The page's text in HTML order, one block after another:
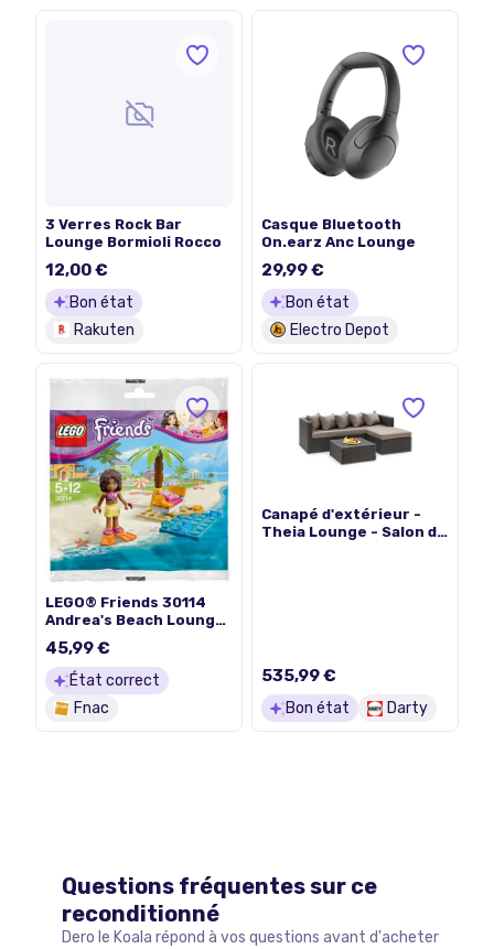
3 Verres Rock Bar
Lounge Bormioli Rocco
12,00 €
Bon état
Rakuten
Casque Bluetooth
On.earz Anc Lounge
29,99 €
Bon état
Electro Depot
LEGO® Friends 30114
Andrea's Beach Lounge
Polybag
45,99 €
État correct
Fnac
Canapé d'extérieur -
Theia Lounge - Salon de
535,99 €
Bon état Darty
Questions fréquentes sur ce
reconditionné
Dero le Koala répond à vos questions avant d'acheter